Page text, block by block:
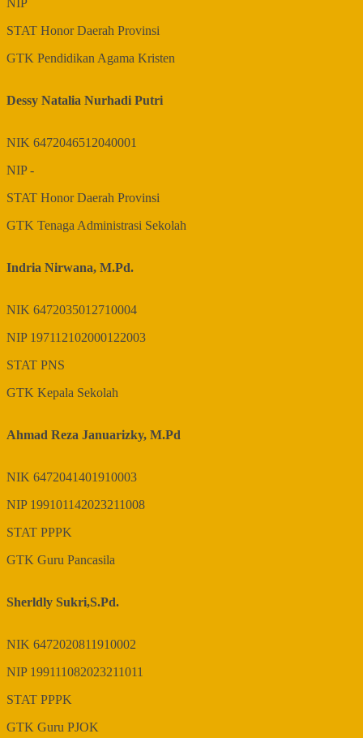
STAT Honor Daerah Provinsi
GTK Pendidikan Agama Kristen
Dessy Natalia Nurhadi Putri
NIK 6472046512040001
NIP-
STAT Honor Daerah Provinsi
GTK Tenaga Administrasi Sekolah
Indria Nirwana, M.Pd.
NIK 6472035012710004
NIP 197112102000122003
STAT PNS
GTK Kepala Sekolah
Ahmad Reza Januarizky, M.Pd
NIK 6472041401910003
NIP 199101142023211008
STAT PPPK
GTK Guru Pancasila
Sherldly Sukri,S.Pd.
NIK 6472020811910002
NIP 199111082023211011
STAT PPPK
GTK Guru PJOK